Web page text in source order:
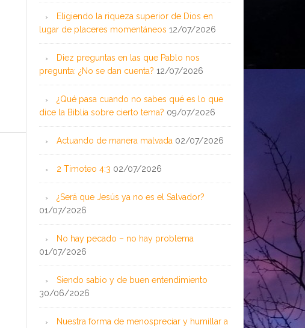
Eligiendo la riqueza superior de Dios en
lugar de placeres momentáneos 12/07/2026
Diez preguntas en las que Pablo nos
pregunta: ¿No se dan cuenta? 12/07/2026
¿Qué pasa cuando no sabes qué es lo que
dice la Biblia sobre cierto tema? 09/07/2026
Actuando de manera malvada 02/07/2026
2 Timoteo 4:3 02/07/2026
¿Será que Jesús ya no es el Salvador?
01/07/2026
No hay pecado – no hay problema
01/07/2026
Siendo sabio y de buen entendimiento
30/06/2026
Nuestra forma de menospreciar y humillar a